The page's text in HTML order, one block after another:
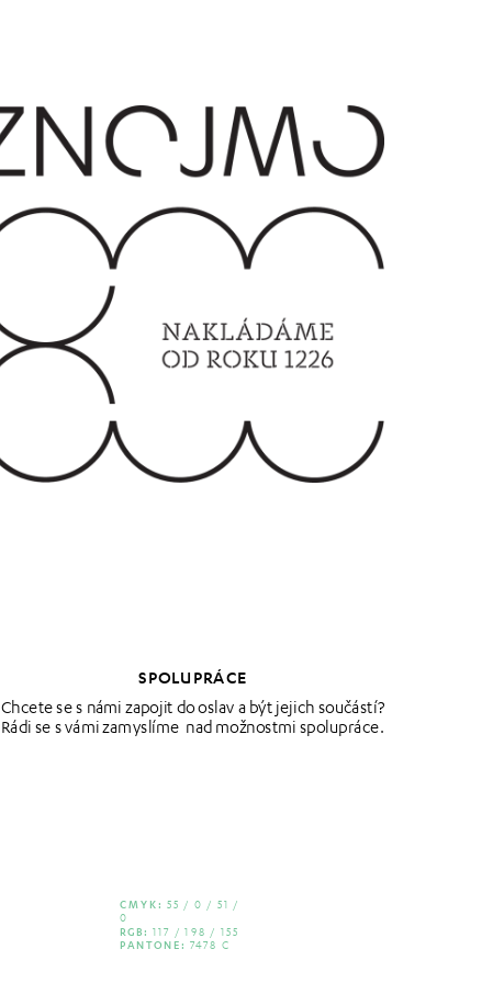
SPOLUPRÁCE
Chcete se s námi zapojit do oslav a být jejich součástí?
Rádi se s vámi zamyslíme  nad možnostmi spolupráce.
CMYK: 55 / 0 / 51 /
0
RGB: 117 / 198 / 155
PANTONE: 7478 C